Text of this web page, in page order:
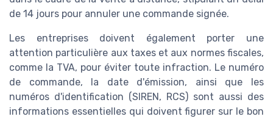
de 14 jours pour annuler une commande signée.
Les entreprises doivent également porter une
attention particulière aux taxes et aux normes fiscales,
comme la TVA, pour éviter toute infraction. Le numéro
de commande, la date d'émission, ainsi que les
numéros d'identification (SIREN, RCS) sont aussi des
informations essentielles qui doivent figurer sur le bon